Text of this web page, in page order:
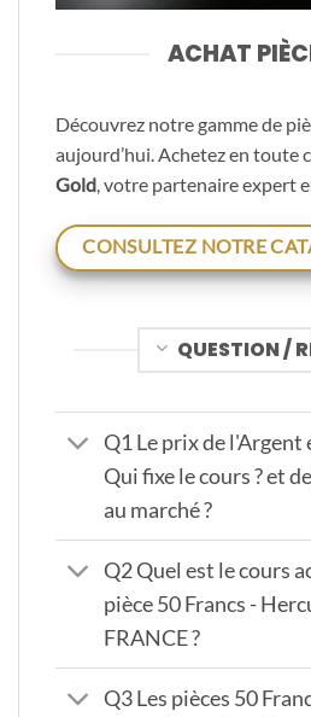
ACHAT
Découvrez notre gamme de
aujourd’hui. Achetez en toute
Gold, votre partenaire expert
CONSULTEZ NOTRE
QUESTION /
Q1 Le prix de l'Argent
Qui fixe le cours ? et
au marché ?
Q2 Quel est le cours
pièce 50 Francs -
FRANCE ?
Q3 Les pièces 50